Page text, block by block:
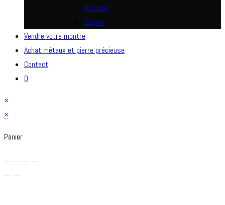
Bracelet
Bague
Vendre votre montre
Achat métaux et pierre précieuse
Contact
0
×
×
Panier